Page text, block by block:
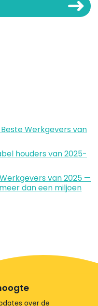
Werkgevers van
houders van 2025-
van 2025 —
dan een miljoen
over de